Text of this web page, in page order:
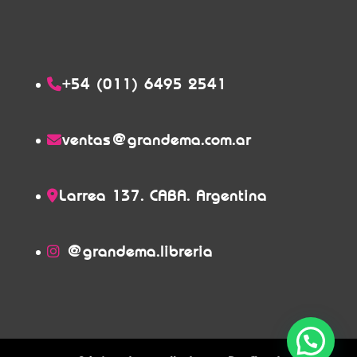
+54 (011) 6495 2541
ventas@grandema.com.ar
Larrea 137. CABA. Argentina
@grandema.libreria